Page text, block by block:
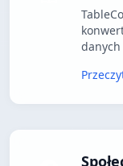
danych